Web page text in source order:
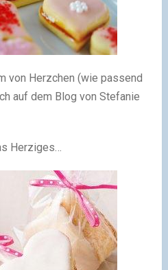
von Herzchen (wie passend
auf dem Blog von Stefanie
Herziges…